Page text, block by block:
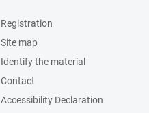
Registration
Site map
Identify the material
Contact
Accessibility Declaration